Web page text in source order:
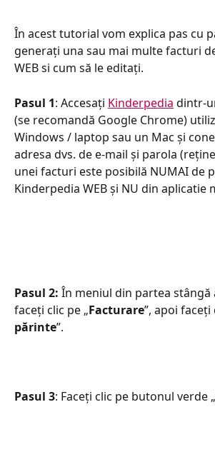
În acest tutorial vom explica pas cu
generați una sau mai multe facturi
WEB si cum să le editați.
Pasul 1: Accesați Kinderpedia dintr-
(se recomandă Google Chrome)
Windows / laptop sau un Mac și
adresa dvs. de e-mail și parola
unei facturi este posibilă NUMAI de
Kinderpedia WEB și NU din aplicatie
Pasul 2: În meniul din partea stângă
faceți clic pe „Facturare”, apoi faceți
părinte”.
Pasul 3: Faceți clic pe butonul verde „